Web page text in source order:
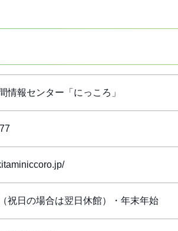
情報センター「にっころ」
祝日の場合は翌日休館）・年末年始